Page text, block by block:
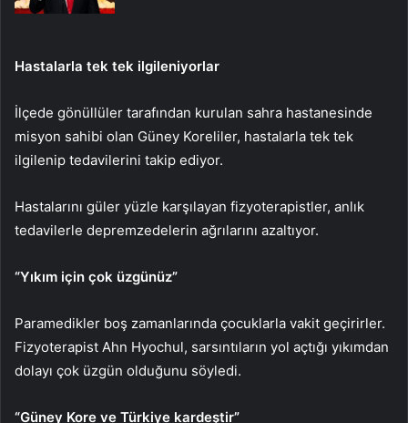
Hastalarla tek tek ilgileniyorlar
İlçede gönüllüler tarafından kurulan sahra hastanesinde
misyon sahibi olan Güney Koreliler, hastalarla tek tek
ilgilenip tedavilerini takip ediyor.
Hastalarını güler yüzle karşılayan fizyoterapistler, anlık
tedavilerle depremzedelerin ağrılarını azaltıyor.
“Yıkım için çok üzgünüz”
Paramedikler boş zamanlarında çocuklarla vakit geçirirler.
Fizyoterapist Ahn Hyochul, sarsıntıların yol açtığı yıkımdan
dolayı çok üzgün olduğunu söyledi.
“Güney Kore ve Türkiye kardeştir”